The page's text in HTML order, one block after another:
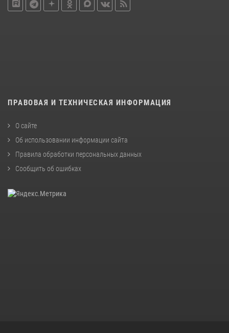
ПРАВОВАЯ И ТЕХНИЧЕСКАЯ ИНФОРМАЦИЯ
О сайте
Об использовании информации сайта
Правила обработки персональных данных
Сообщить об ошибках